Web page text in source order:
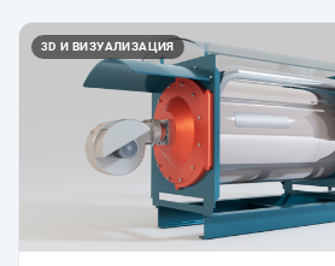
3D И ВИЗУАЛИЗАЦИЯ